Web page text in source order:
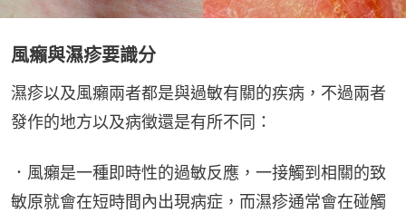
風癩與濕疹要識分
濕疹以及風癩兩者都是與過敏有關的疾病，不過兩者
發作的地方以及病徵還是有所不同：
．風癩是一種即時性的過敏反應，一接觸到相關的致
敏原就會在短時間內出現病症，而濕疹通常會在碰觸